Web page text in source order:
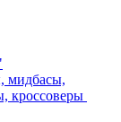
мидбасы,
кроссоверы